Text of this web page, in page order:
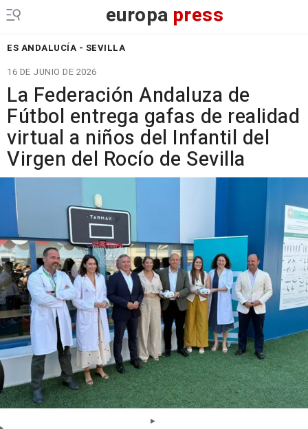
europa press
ES ANDALUCÍA - SEVILLA
16 DE JUNIO DE 2026
La Federación Andaluza de
Fútbol entrega gafas de realidad
virtual a niños del Infantil del
Virgen del Rocío de Sevilla